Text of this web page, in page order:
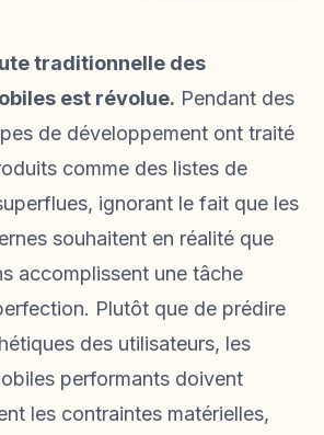
traditionnelle des
est révolue. Pendant des
de développement ont traité
comme des listes de
ignorant le fait que les
souhaitent en réalité que
accomplissent une tâche
Plutôt que de prédire
des utilisateurs, les
performants doivent
les contraintes matérielles,